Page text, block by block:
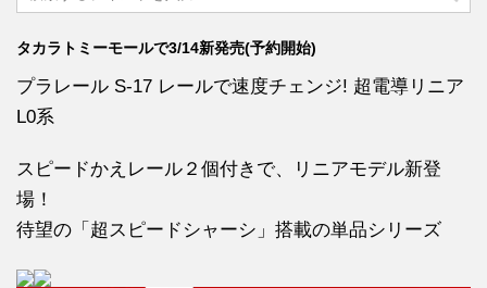
タカラトミーモールで3/14新発売(予約開始)
プラレール S-17 レールで速度チェンジ! 超電導リニア
L0系
スピードかえレール２個付きで、リニアモデル新登
場！
待望の「超スピードシャーシ」搭載の単品シリーズ